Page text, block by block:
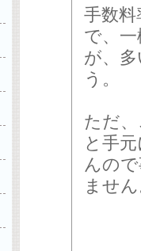
手数
で、
が、
う。
ただ
と手
んの
ませ